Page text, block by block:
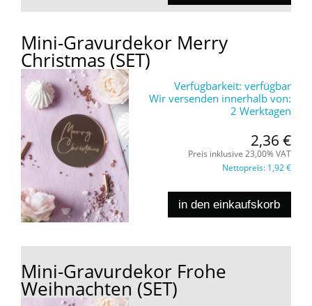
Mini-Gravurdekor Merry
Christmas (SET)
Verfügbarkeit: verfügbar
Wir versenden innerhalb von:
2 Werktagen
2,36 €
Preis inklusive 23,00% VAT
Nettopreis: 1,92 €
in den einkaufskorb
Mini-Gravurdekor Frohe
Weihnachten (SET)